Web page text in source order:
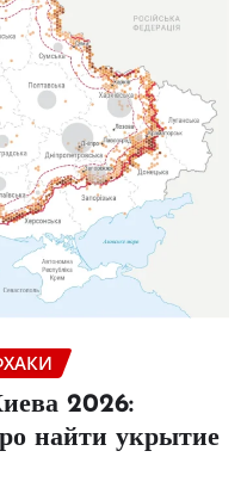
2026:
найти укрытие